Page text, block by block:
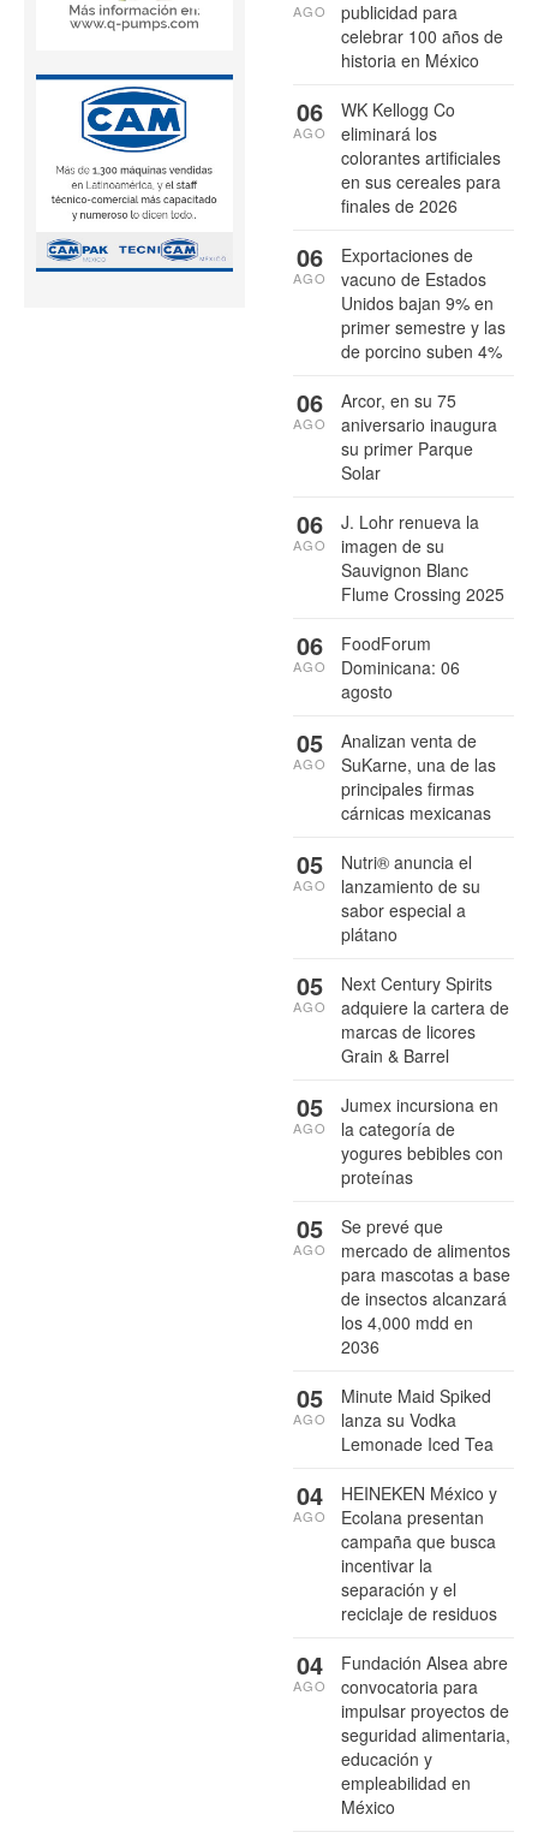
publicidad para
celebrar 100 años de
historia en México
AGO
WK Kellogg Co
eliminará los
colorantes artificiales
en sus cereales para
finales de 2026
06
AGO
Exportaciones de
vacuno de Estados
Unidos bajan 9% en
primer semestre y las
de porcino suben 4%
06
AGO
Arcor, en su 75
aniversario inaugura
su primer Parque
Solar
06
AGO
J. Lohr renueva la
imagen de su
Sauvignon Blanc
Flume Crossing 2025
06
AGO
FoodForum
Dominicana: 06
agosto
06
AGO
Analizan venta de
SuKarne, una de las
principales firmas
cárnicas mexicanas
05
AGO
Nutri® anuncia el
lanzamiento de su
sabor especial a
plátano
05
AGO
Next Century Spirits
adquiere la cartera de
marcas de licores
Grain & Barrel
05
AGO
Jumex incursiona en
la categoría de
yogures bebibles con
proteínas
05
AGO
Se prevé que
mercado de alimentos
para mascotas a base
de insectos alcanzará
los 4,000 mdd en
2036
05
AGO
Minute Maid Spiked
lanza su Vodka
Lemonade Iced Tea
05
AGO
HEINEKEN México y
Ecolana presentan
campaña que busca
incentivar la
separación y el
reciclaje de residuos
04
AGO
Fundación Alsea abre
convocatoria para
impulsar proyectos de
seguridad alimentaria,
educación y
empleabilidad en
México
04
AGO